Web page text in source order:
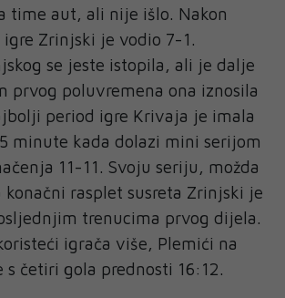
time aut, ali nije išlo. Nakon
Zrinjski je vodio 7-1.
se jeste istopila, ali je dalje
prvog poluvremena ona iznosila
period igre Krivaja je imala
minute kada dolazi mini serijom
11-11. Svoju seriju, možda
konačni rasplet susreta Zrinjski je
trenucima prvog dijela.
igrača više, Plemići na
s četiri gola prednosti 16:12.